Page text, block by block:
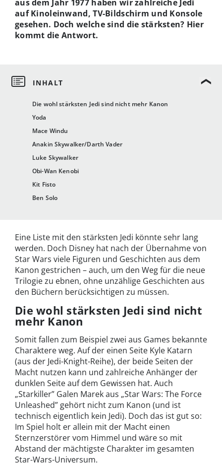
Die wohl stärksten Jedi sind nicht mehr Kanon
Yoda
Mace Windu
Anakin Skywalker/Darth Vader
Luke Skywalker
Obi-Wan Kenobi
Kit Fisto
Ben Solo
aus dem Jahr 1977 haben wir zahlreiche Jedi
auf Kinoleinwand, TV-Bildschirm und Konsole
gesehen. Doch welche sind die stärksten? Hier
kommt die Antwort.
Eine Liste mit den stärksten Jedi könnte sehr lang
werden. Doch Disney hat nach der Übernahme von
Star Wars viele Figuren und Geschichten aus dem
Kanon gestrichen – auch, um den Weg für die neue
Trilogie zu ebnen, ohne unzählige Geschichten aus
den Büchern berücksichtigen zu müssen.
Die wohl stärksten Jedi sind nicht
mehr Kanon
Somit fallen zum Beispiel zwei aus Games bekannte
Charaktere weg. Auf der einen Seite Kyle Katarn
(aus der Jedi-Knight-Reihe), der beide Seiten der
Macht nutzen kann und zahlreiche Anhänger der
dunklen Seite auf dem Gewissen hat. Auch
„Starkiller” Galen Marek aus „Star Wars: The Force
Unleashed” gehört nicht zum Kanon (und ist
technisch eigentlich kein Jedi). Doch das ist gut so:
Im Spiel holt er allein mit der Macht einen
Sternzerstörer vom Himmel und wäre so mit
Abstand der mächtigste Charakter im gesamten
Star-Wars-Universum.